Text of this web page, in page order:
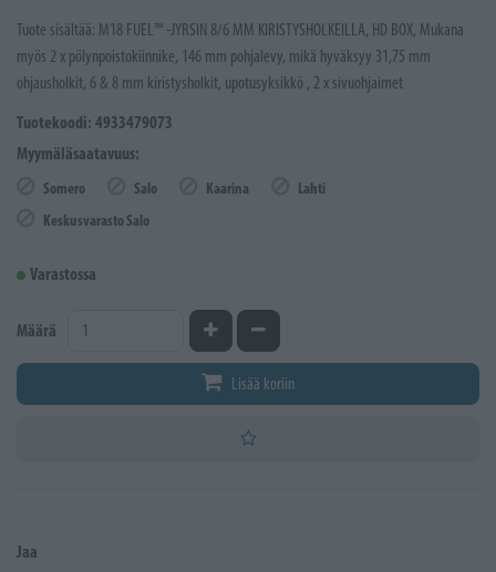
Tuote sisältää: M18 FUEL™ -JYRSIN 8/6 MM KIRISTYSHOLKEILLA, HD BOX, Mukana
myös 2 x pölynpoistokiinnike, 146 mm pohjalevy, mikä hyväksyy 31,75 mm
ohjausholkit, 6 & 8 mm kiristysholkit, upotusyksikkö , 2 x sivuohjaimet
Tuotekoodi: 4933479073
Myymäläsaatavuus:
Somero Salo Kaarina
Lahti
Keskusvarasto Salo
Varastossa
Määrä Kasvata määrääVähennä määrää
Lisää koriin
Jaa